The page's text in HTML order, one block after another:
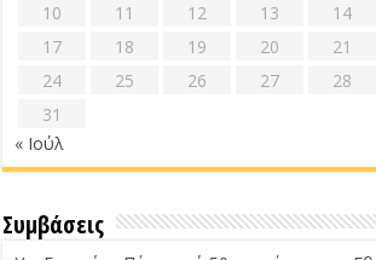
10
11 12 13 14
17
18 19 20 21
24
25 26 27 28
31
« Ιούλ
Συμβάσεις